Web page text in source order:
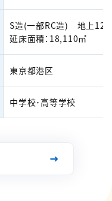
S造(一部RC造) 地上12
延床面積：18,110㎡
東京都港区
中学校･高等学校